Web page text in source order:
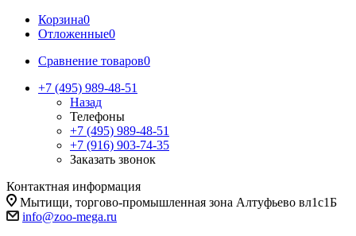
Корзина0
Отложенные0
Сравнение товаров0
+7 (495) 989-48-51
Назад
Телефоны
+7 (495) 989-48-51
+7 (916) 903-74-35
Заказать звонок
Контактная информация
Мытищи, торгово-промышленная зона Алтуфьево вл1с1Б
info@zoo-mega.ru